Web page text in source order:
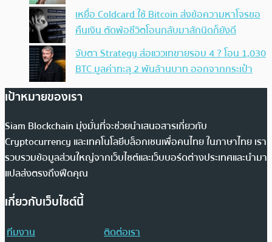
เหยื่อ Coldcard ใช้ Bitcoin ส่งข้อความหาโจรขอ
คืนเงิน ตัดพ้อชีวิตโอนกลับมาสักนิดก็ยังดี
จับตา Strategy ส่อแววเทขายรอบ 4 ? โอน 1,030
BTC มูลค่าทะลุ 2 พันล้านบาท ออกจากกระเป๋า
เป้าหมายของเรา
Siam Blockchain มุ่งมั่นที่จะช่วยนำเสนอสารเกี่ยวกับ
Cryptocurrency และเทคโนโลยีบล็อกเชนเพื่อคนไทย ในภาษาไทย เรา
รวบรวมข้อมูลส่วนใหญ่จากเว็บไซต์และเว็บบอร์ดต่างประเทศและนำมา
แปลส่งตรงถึงฟีดคุณ
เกี่ยวกับเว็บไซต์นี้
ทีมงาน
ติดต่อเรา